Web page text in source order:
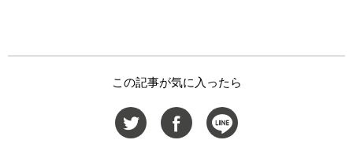
この記事が気に入ったら